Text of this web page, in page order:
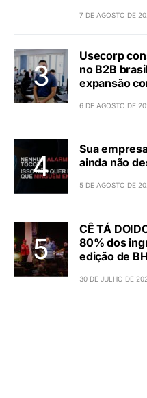
7 DE AGOSTO DE
Usecorp
no B2B
expansão
6 DE AGOSTO DE
Sua
ainda não
5 DE AGOSTO DE
CÊ TÁ
80% dos
edição de BH
30 DE JULHO DE